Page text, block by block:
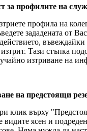
за профилите на
профила на
зададената от
Тази стъпка
изтриване на
на предстоящи
клик върху
ясен и